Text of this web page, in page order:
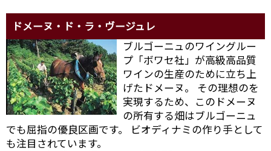
ドメーヌ・ド・ラ・ヴージュレ
ブルゴーニュのワイングルー
プ「ボワセ社」が高級高品質
ワインの生産のために立ち上
げたドメーヌ。 その理想のを
実現するため、このドメーヌ
の所有する畑はブルゴーニュ
でも屈指の優良区画です。 ビオディナミの作り手として
も注目されています。